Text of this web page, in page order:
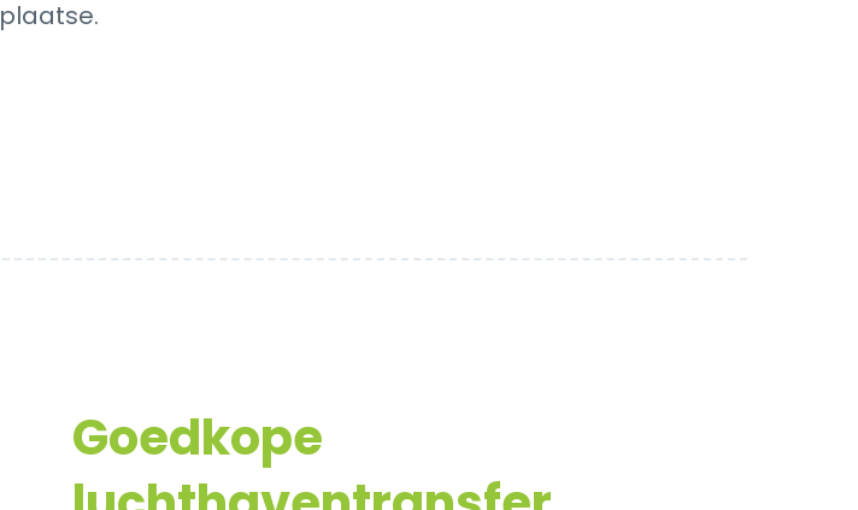
plaatse.
Goedkope